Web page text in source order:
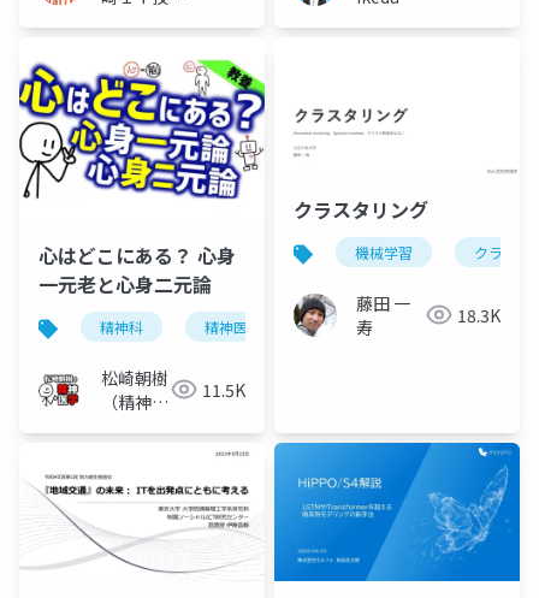
心はどこにある？ 心身
一元老と心身二元論
精神科 精神医学 心身一元論 心身二元論
松崎朝樹
（精神科
11.5K
クラスタリング
機械学習 クラスタ
藤田 一
寿
18.3K